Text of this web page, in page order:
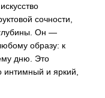
сочности,
Он —
образу: к
дню. Это
и яркий,